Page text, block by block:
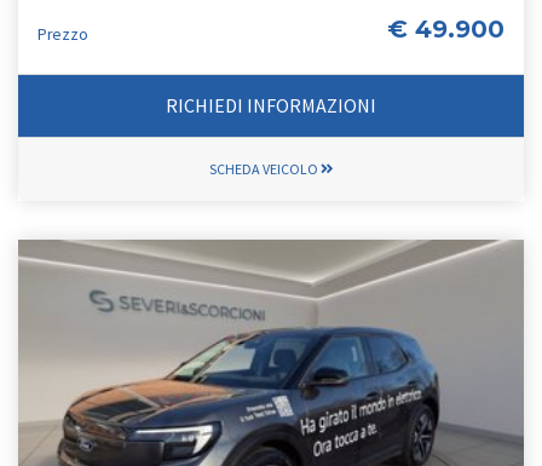
Prezzo € 49.900
RICHIEDI INFORMAZIONI
SCHEDA VEICOLO